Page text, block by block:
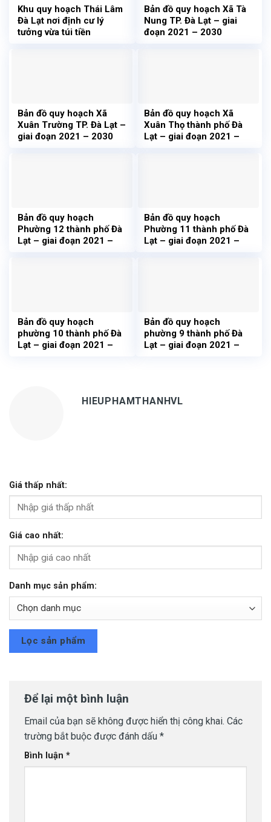
Khu quy hoạch Thái Lâm
Đà Lạt nơi định cư lý
tưởng vừa túi tiền
Bản đồ quy hoạch Xã Tà
Nung TP. Đà Lạt – giai
đoạn 2021 – 2030
Bản đồ quy hoạch Xã
Xuân Trường TP. Đà Lạt –
giai đoạn 2021 – 2030
Bản đồ quy hoạch Xã
Xuân Thọ thành phố Đà
Lạt – giai đoạn 2021 –
Bản đồ quy hoạch
Phường 12 thành phố Đà
Lạt – giai đoạn 2021 –
Bản đồ quy hoạch
Phường 11 thành phố Đà
Lạt – giai đoạn 2021 –
Bản đồ quy hoạch
phường 10 thành phố Đà
Lạt – giai đoạn 2021 –
Bản đồ quy hoạch
phường 9 thành phố Đà
Lạt – giai đoạn 2021 –
HIEUPHAMTHANHVL
Giá thấp nhất:
Giá cao nhất:
Danh mục sản phẩm:
Lọc sản phẩm
Để lại một bình luận
Email của bạn sẽ không được hiển thị công khai. Các
trường bắt buộc được đánh dấu *
Bình luận *